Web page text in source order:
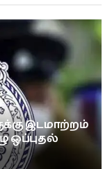
இடமாற்றம்
ஒப்புதல்